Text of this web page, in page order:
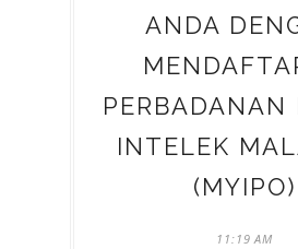
ANDA
PERBADANAN
INTELEK
(MYIPO)
11:19 AM